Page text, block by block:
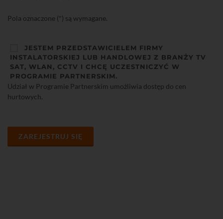
Pola oznaczone (*) są wymagane.
JESTEM PRZEDSTAWICIELEM FIRMY
INSTALATORSKIEJ LUB HANDLOWEJ Z BRANŻY TV
SAT, WLAN, CCTV I CHCĘ UCZESTNICZYĆ W
PROGRAMIE PARTNERSKIM.
Udział w Programie Partnerskim umożliwia dostęp do cen
hurtowych.
ZAREJESTRUJ SIĘ